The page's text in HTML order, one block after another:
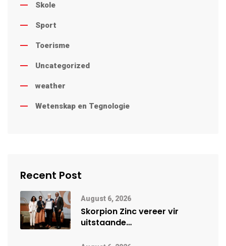
Skole
Sport
Toerisme
Uncategorized
weather
Wetenskap en Tegnologie
Recent Post
August 6, 2026
Skorpion Zinc vereer vir
uitstaande